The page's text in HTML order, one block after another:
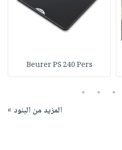
Beurer PS 240 Pers
3
4
5
المزيد من البنود »